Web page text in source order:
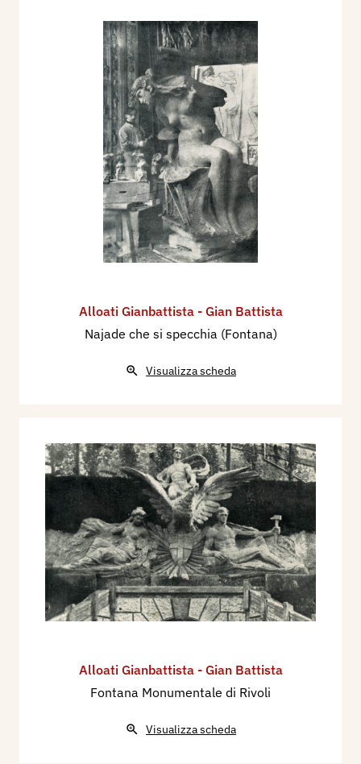
Alloati Gianbattista - Gian Battista
Najade che si specchia (Fontana)
Visualizza scheda
Alloati Gianbattista - Gian Battista
Fontana Monumentale di Rivoli
Visualizza scheda